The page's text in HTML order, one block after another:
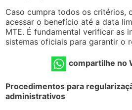
Caso cumpra todos os critérios,
acessar o benefício até a data
MTE. É fundamental verificar as
sistemas oficiais para garantir o
compartilhe no
Procedimentos para
administrativos